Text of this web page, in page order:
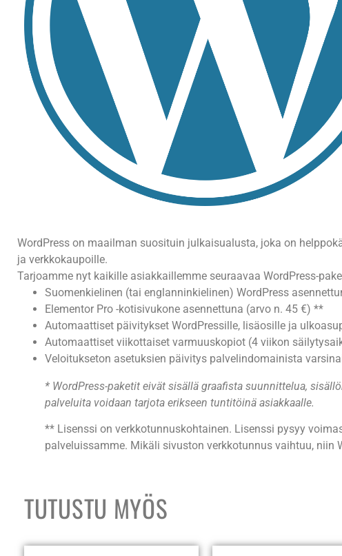
WordPress on maailman suosituin julkaisualusta, joka on
ja verkkokaupoille.
Tarjoamme nyt kaikille asiakkaillemme seuraavaa WordPress-
Suomenkielinen (tai englanninkielinen) WordPress
Elementor Pro -kotisivukone asennettuna (arvo n. 45 €) **
Automaattiset päivitykset WordPressille, lisäosille ja
Automaattiset viikottaiset varmuuskopiot (4 viikon
Veloitukseton asetuksien päivitys palvelindomainista
* WordPress-paketit eivät sisällä graafista suunnittelua,
palveluita voidaan tarjota erikseen tuntitöinä asiakkaalle.
** Lisenssi on verkkotunnuskohtainen. Lisenssi pysyy
palveluissamme. Mikäli sivuston verkkotunnus vaihtuu, niin
TUTUSTU MYÖS